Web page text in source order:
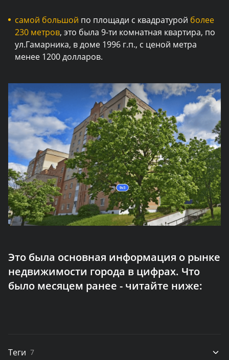
самой большой по площади с квадратурой более
230 метров, это была 9-ти комнатная квартира, по
ул.Гамарника, в доме 1996 г.п., с ценой метра
менее 1200 долларов.
Это была основная информация о рынке
недвижимости города в цифрах. Что
было месяцем ранее - читайте ниже:
Теги 7